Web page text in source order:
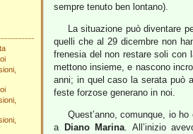
sempre tenuto ben lontano).
La situazione può diventare
quelli che al 29 dicembre non
frenesia del non restare soli con
mettono insieme, e nascono
anni; in quel caso la serata può
feste forzose generano in noi.
Quest’anno, comunque, io
a Diano Marina. All’inizio